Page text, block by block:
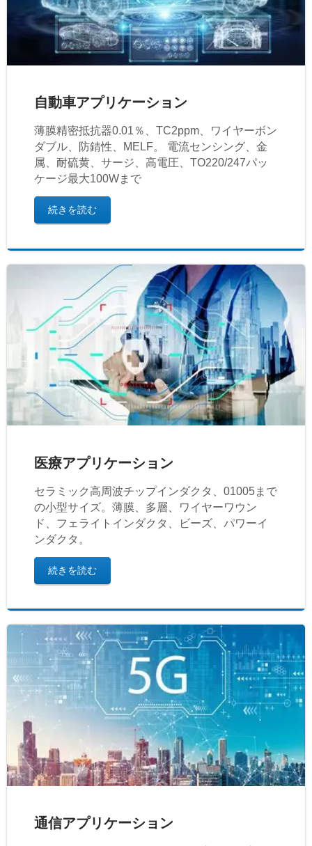
自動車アプリケーション
薄膜精密抵抗器0.01％、TC2ppm、ワイヤーボン
ダブル、防錆性、MELF。 電流センシング、金
属、耐硫黄、サージ、高電圧、TO220/247パッ
ケージ最大100Wまで
続きを読む
医療アプリケーション
セラミック高周波チップインダクタ、01005まで
の小型サイズ。薄膜、多層、ワイヤーワウン
ド、フェライトインダクタ、ビーズ、パワーイ
ンダクタ。
続きを読む
通信アプリケーション